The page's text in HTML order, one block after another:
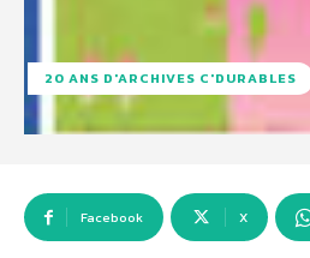
20 ANS D'ARCHIVES C'DURABLES
Facebook X